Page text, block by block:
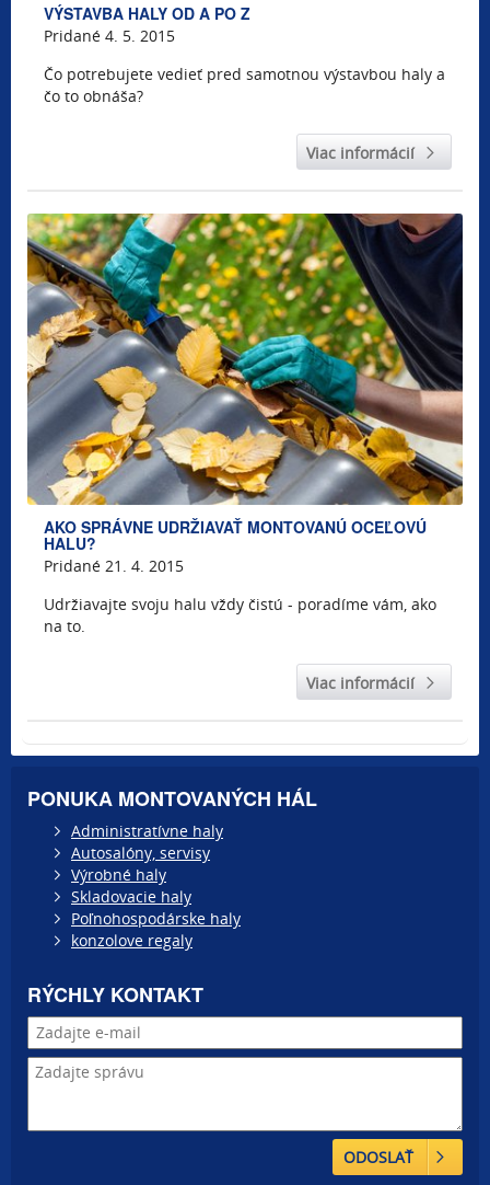
VÝSTAVBA HALY OD A PO Z
Pridané 4. 5. 2015
Čo potrebujete vedieť pred samotnou výstavbou haly a
čo to obnáša?
Viac informácií
AKO SPRÁVNE UDRŽIAVAŤ MONTOVANÚ OCEĽOVÚ
HALU?
Pridané 21. 4. 2015
Udržiavajte svoju halu vždy čistú - poradíme vám, ako
na to.
Viac informácií
PONUKA MONTOVANÝCH HÁL
Administratívne haly
Autosalóny, servisy
Výrobné haly
Skladovacie haly
Poľnohospodárske haly
konzolove regaly
RÝCHLY KONTAKT
ODOSLAŤ